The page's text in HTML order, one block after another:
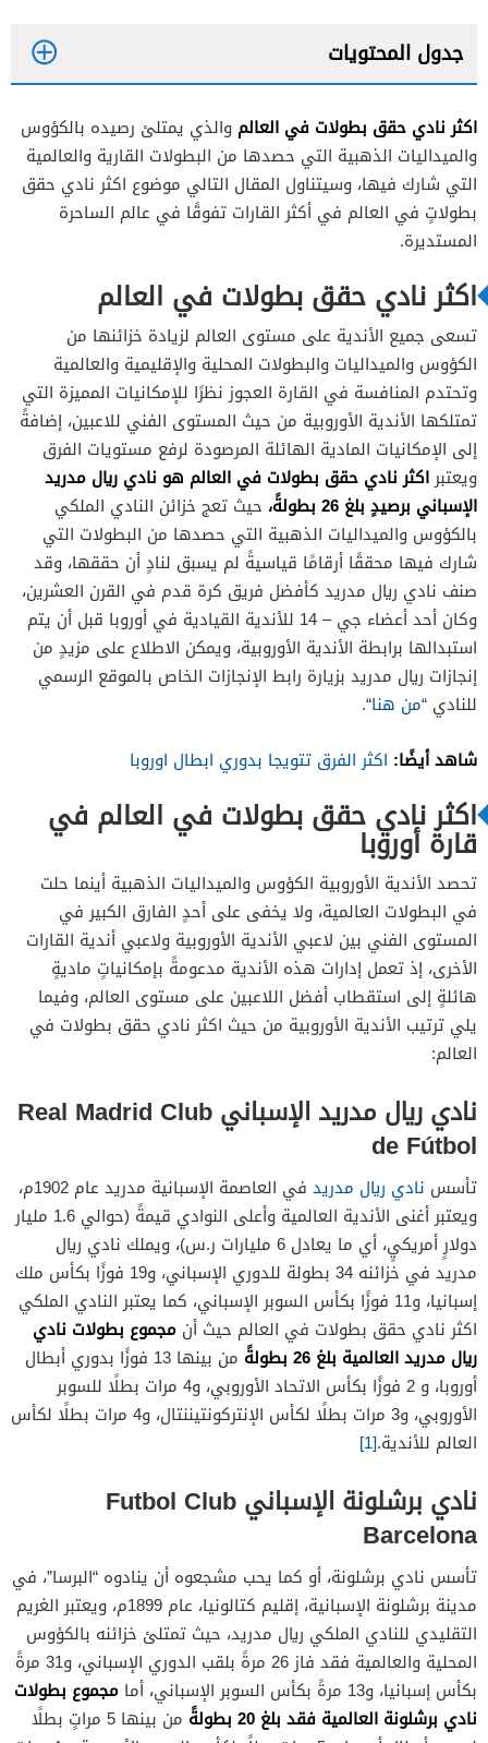
جدول المحتويات
نادي ريال مدريد الإسباني Real Madrid Club de
Fútbol
نادي برشلونة الإسباني Futbol Club Barcelona
نادي ميلان الإيطالي
Associazione Calcio Milan SpA
نادي ليفربول الإنجليزي Liverpool Football Club
نادي بوكا جونيورز الارجنتيني Club Atlético Boca
Juniors
نادي ريفر بليت الارجنتيني Club Atlético River Plate
نادي اندبيندينتي الارجنتيني Club Atlético
Independiente
نادي ساو باولو البرازيلي São Paulo FC
نادي الأهلي المصري
نادي الزمالك المصري
اكثر نادي حقق بطولات في العالم والذي يمتلئ رصيده بالكؤوس
والميداليات الذهبية التي حصدها من البطولات القارية والعالمية
التي شارك فيها، وسيتناول المقال التالي موضوع اكثر نادي حقق
بطولاتٍ في العالم في أكثر القارات تفوقًا في عالم الساحرة
المستديرة.
اكثر نادي حقق بطولات في العالم
تسعى جميع الأندية على مستوى العالم لزيادة خزائنها من
الكؤوس والميداليات والبطولات المحلية والإقليمية والعالمية
وتحتدم المنافسة في القارة العجوز نظرًا للإمكانيات المميزة التي
تمتلكها الأندية الأوروبية من حيث المستوى الفني للاعبين، إضافةً
إلى الإمكانيات المادية الهائلة المرصودة لرفع مستويات الفرق
ويعتبراكثر نادي حقق بطولات في العالم هو نادي ريال مدريد
الإسباني برصيدٍ بلغ 26 بطولةً،
حيث تعج خزائن النادي الملكي
بالكؤوس والميداليات الذهبية التي حصدها من البطولات التي
شارك فيها محققًا أرقامًا قياسيةً لم يسبق لنادٍ أن حققها، وقد
صنف نادي ريال مدريد كأفضل فريق كرة قدم في القرن العشرين،
وكان أحد أعضاء جي – 14 للأندية القيادية في أوروبا قبل أن يتم
استبدالها برابطة الأندية الأوروبية، ويمكن الاطلاع على مزيدٍ من
إنجازات ريال مدريد بزيارة رابط الإنجازات الخاص بالموقع الرسمي
للنادي “من هنا“.
شاهد أيضًا: اكثر الفرق تتويجا بدوري ابطال اوروبا
اكثر نادي حقق بطولات في العالم في
قارة أوروبا
تحصد الأندية الأوروبية الكؤوس والميداليات الذهبية أينما حلت
في البطولات العالمية، ولا يخفى على أحدٍ الفارق الكبير في
المستوى الفني بين لاعبي الأندية الأوروبية ولاعبي أندية القارات
الأخرى، إذ تعمل إدارات هذه الأندية مدعومةً بإمكانياتٍ ماديةٍ
هائلةٍ إلى استقطاب أفضل اللاعبين على مستوى العالم، وفيما
يلي ترتيب الأندية الأوروبية من حيث اكثر نادي حقق بطولات في
العالم:
نادي ريال مدريد الإسباني Real Madrid Club
de Fútbol
تأسس نادي ريال مدريد
في العاصمة الإسبانية مدريد عام 1902م،
ويعتبر أغنى الأندية العالمية وأعلى النوادي قيمةً (حوالي 1.6 مليار
دولارٍ أمريكيٍ، أي ما يعادل 6 مليارات ر.س)، ويملك نادي ريال
مدريد في خزائنه 34 بطولة للدوري الإسباني، و19 فوزًا بكأس ملك
إسبانيا، و11 فوزًا بكأس السوبر الإسباني، كما يعتبر النادي الملكي
اكثر نادي حقق بطولات في العالم حيث أن مجموع بطولات نادي
ريال مدريد العالمية بلغ 26 بطولةً
من بينها 13 فوزًا بدوري أبطال
أوروبا، و 2 فوزًا بكأس الاتحاد الأوروبي، و4 مرات بطلًا للسوبر
الأوروبي، و3 مرات بطلًا لكأس الإنتركونتيننتال، و4 مرات بطلًا لكأس
العالم للأندية.[1]
نادي برشلونة الإسباني Futbol Club
Barcelona
تأسس نادي برشلونة، أو كما يحب مشجعوه أن ينادوه “البرسا”، في
مدينة برشلونة الإسبانية، إقليم كتالونيا، عام 1899م، ويعتبر الغريم
التقليدي للنادي الملكي ريال مدريد، حيث تمتلئ خزائنه بالكؤوس
المحلية والعالمية فقد فاز 26 مرةً بلقب الدوري الإسباني، و31 مرةً
بكأس إسبانيا، و13 مرةً بكأس السوبر الإسباني، أما
مجموع بطولات
نادي برشلونة العالمية فقد بلغ 20 بطولةً
من بينها 5 مراتٍ بطلًا